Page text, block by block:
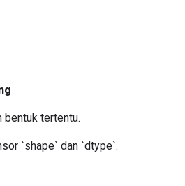
bentuk tertentu.
`shape` dan `dtype`.